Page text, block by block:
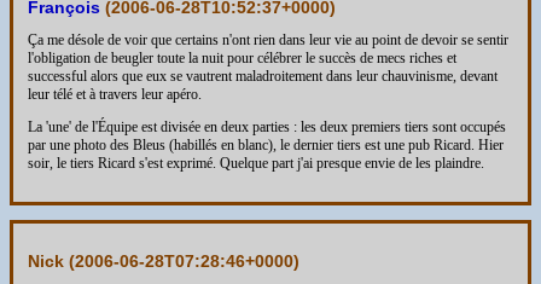
François (2006-06-28T10:52:37+0000)
Ça me désole de voir que certains n'ont rien dans leur vie au point de devoir se sentir
l'obligation de beugler toute la nuit pour célébrer le succès de mecs riches et
successful alors que eux se vautrent maladroitement dans leur chauvinisme, devant
leur télé et à travers leur apéro.
La 'une' de l'Équipe est divisée en deux parties : les deux premiers tiers sont occupés
par une photo des Bleus (habillés en blanc), le dernier tiers est une pub Ricard. Hier
soir, le tiers Ricard s'est exprimé. Quelque part j'ai presque envie de les plaindre.
Nick (2006-06-28T07:28:46+0000)